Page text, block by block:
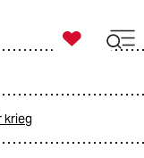

taz zahl ich
krieg